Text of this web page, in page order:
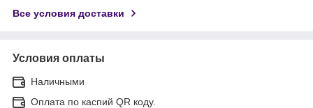
Все условия доставки
Условия оплаты
Наличными
Оплата по каспий QR коду.